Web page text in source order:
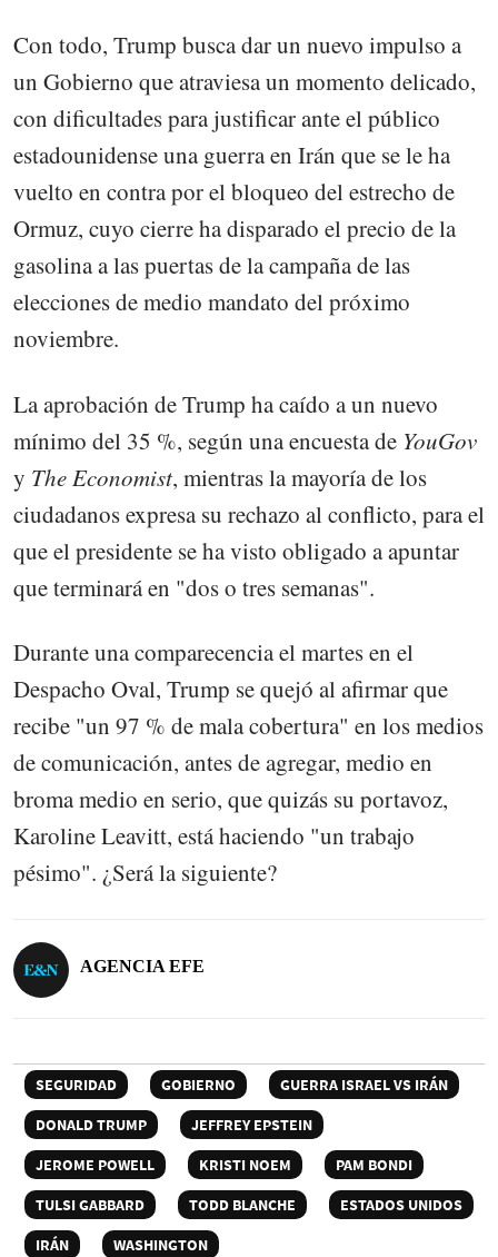
Con todo, Trump busca dar un nuevo impulso a
un Gobierno que atraviesa un momento delicado,
con dificultades para justificar ante el público
estadounidense una guerra en Irán que se le ha
vuelto en contra por el bloqueo del estrecho de
Ormuz, cuyo cierre ha disparado el precio de la
gasolina a las puertas de la campaña de las
elecciones de medio mandato del próximo
noviembre.
La aprobación de Trump ha caído a un nuevo
mínimo del 35 %, según una encuesta de YouGov
y The Economist, mientras la mayoría de los
ciudadanos expresa su rechazo al conflicto, para el
que el presidente se ha visto obligado a apuntar
que terminará en "dos o tres semanas".
Durante una comparecencia el martes en el
Despacho Oval, Trump se quejó al afirmar que
recibe "un 97 % de mala cobertura" en los medios
de comunicación, antes de agregar, medio en
broma medio en serio, que quizás su portavoz,
Karoline Leavitt, está haciendo "un trabajo
pésimo". ¿Será la siguiente?
AGENCIA EFE
SEGURIDAD GOBIERNO
GUERRA ISRAEL VS IRÁN
DONALD TRUMP
JEFFREY EPSTEIN
JEROME POWELL
KRISTI NOEM
PAM BONDI
TULSI GABBARD
TODD BLANCHE
ESTADOS UNIDOS
IRÁN
WASHINGTON